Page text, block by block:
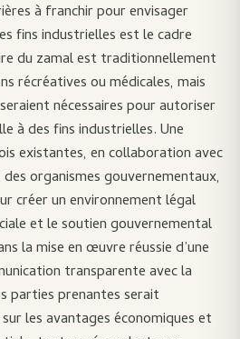
à franchir pour envisager
fins industrielles est le cadre
du zamal est traditionnellement
récréatives ou médicales, mais
nécessaires pour autoriser
à des fins industrielles. Une
existantes, en collaboration avec
organismes gouvernementaux,
créer un environnement légal
et le soutien gouvernemental
la mise en œuvre réussie d’une
transparente avec la
parties prenantes serait
les avantages économiques et